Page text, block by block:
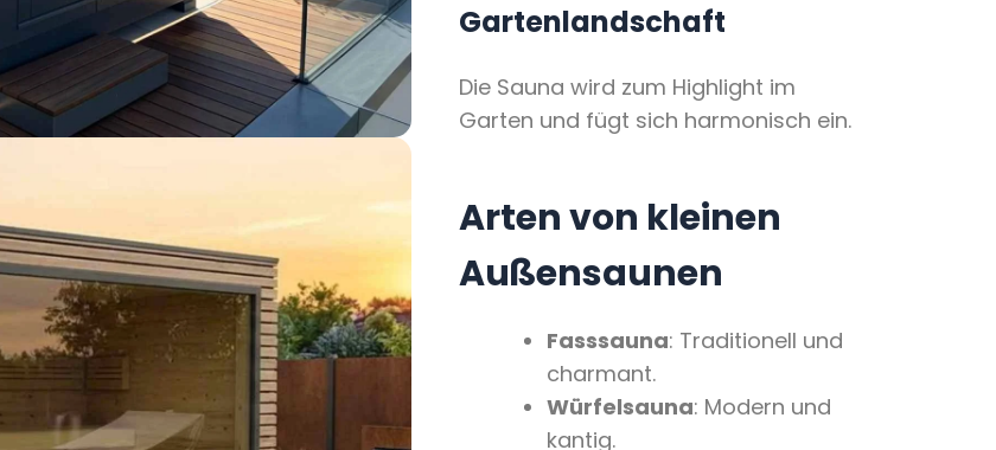
Gartenlandschaft
Die Sauna wird zum Highlight im
Garten und fügt sich harmonisch ein.
Arten von kleinen
Außensaunen
Fasssauna: Traditionell und
charmant.
Würfelsauna: Modern und
kantig.